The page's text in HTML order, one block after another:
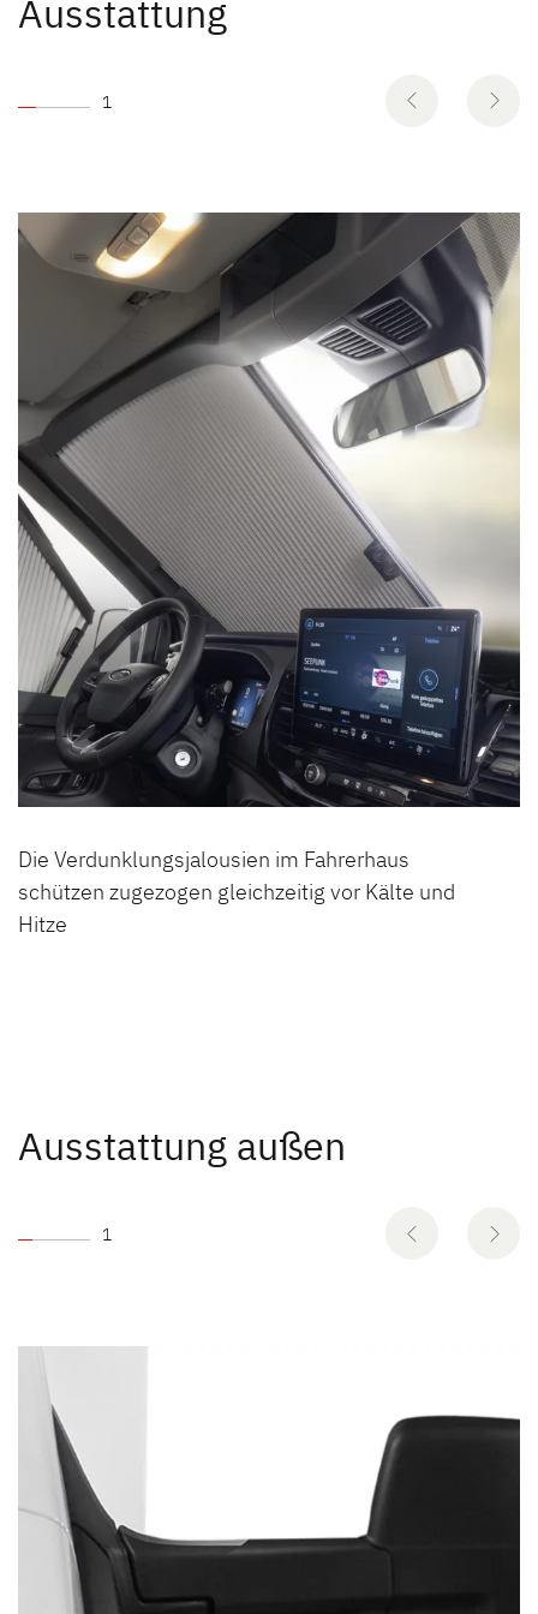
Ausstattung
1
Die Verdunklungsjalousien im Fahrerhaus
schützen zugezogen gleichzeitig vor Kälte und
Hitze
Ausstattung außen
1